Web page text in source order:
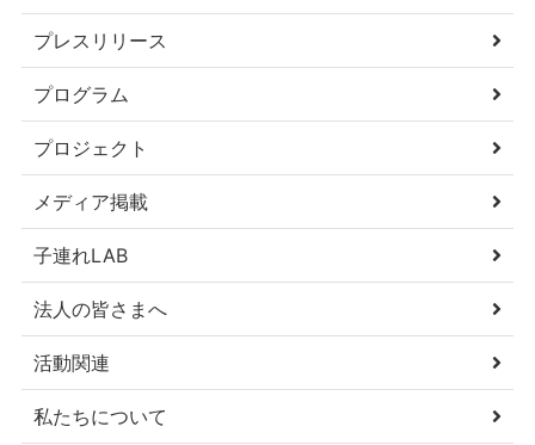
プレスリリース
プログラム
プロジェクト
メディア掲載
子連れLAB
法人の皆さまへ
活動関連
私たちについて